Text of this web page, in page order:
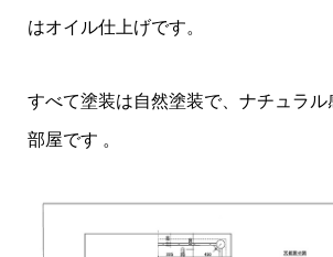
はオイル仕上げです。
すべて塗装は自然塗装で、ナチュラル
部屋です 。